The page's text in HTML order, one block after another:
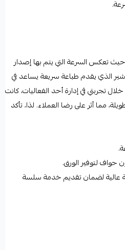
تعكس السرعة التي يتم بها إصدار
الذي يقدم طباعة سريعة يساعد في
تجربتي في إدارة أحد الفعاليات، كانت
مما أثر على رضا العملاء. لذا، تأكد
حواف لتوفير الورق.
عالية لضمان تقديم خدمة سلسة